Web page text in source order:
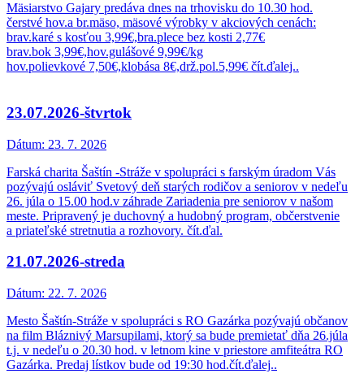
Mäsiarstvo Gajary predáva dnes na trhovisku do 10.30 hod.
čerstvé hov.a br.mäso, mäsové výrobky v akciových cenách:
brav.karé s kosťou 3,99€,bra.plece bez kosti 2,77€
brav.bok 3,99€,hov.gulášové 9,99€/kg
hov.polievkové 7,50€,klobása 8€,drž.pol.5,99€ čít.ďalej..
23.07.2026-štvrtok
Dátum: 23. 7. 2026
Farská charita Šaštín -Stráže v spolupráci s farským úradom Vás
pozývajú osláviť Svetový deň starých rodičov a seniorov v nedeľu
26. júla o 15.00 hod.v záhrade Zariadenia pre seniorov v našom
meste. Pripravený je duchovný a hudobný program, občerstvenie
a priateľské stretnutia a rozhovory. čít.ďal.
21.07.2026-streda
Dátum: 22. 7. 2026
Mesto Šaštín-Stráže v spolupráci s RO Gazárka pozývajú občanov
na film Bláznivý Marsupilami, ktorý sa bude premietať dňa 26.júla
t.j. v nedeľu o 20.30 hod. v letnom kine v priestore amfiteátra RO
Gazárka. Predaj lístkov bude od 19:30 hod.čít.ďalej..